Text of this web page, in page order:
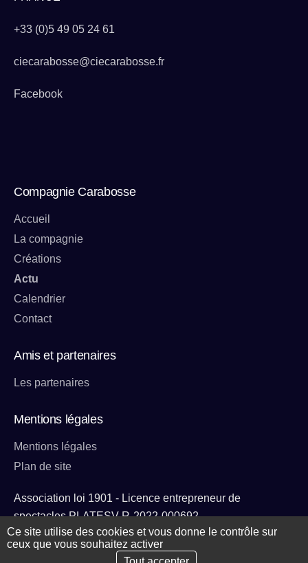
+33 (0)5 49 05 24 61
ciecarabosse@ciecarabosse.fr
Facebook
Compagnie Carabosse
Accueil
La compagnie
Créations
Actu
Calendrier
Contact
Amis et partenaires
Les partenaires
Mentions légales
Mentions légales
Plan de site
Association loi 1901 - Licence entrepreneur de
spectacles PLATESV-R-2022-000692
Ce site utilise des cookies et vous donne le contrôle sur
ceux que vous souhaitez activer